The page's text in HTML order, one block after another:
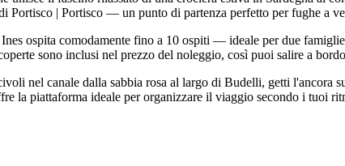
Portisco | Portisco — un punto di partenza perfetto per fughe a
ospita comodamente fino a 10 ospiti — ideale per due
sono inclusi nel prezzo del noleggio, così puoi salire a
nel canale dalla sabbia rosa al largo di Budelli, getti
la piattaforma ideale per organizzare il viaggio secondo i tuoi